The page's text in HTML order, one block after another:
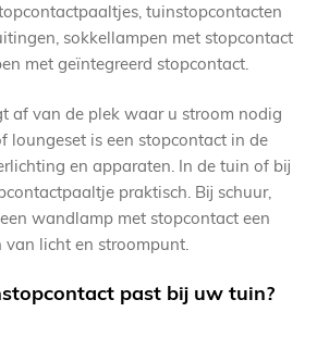
tuinstopcontacten
sokkellampen met stopcontact
met geïntegreerd stopcontact.
af van de plek waar u stroom nodig
loungeset is een stopcontact in de
en apparaten. In de tuin of bij
praktisch. Bij schuur,
wandlamp met stopcontact een
licht en stroompunt.
past bij uw tuin?